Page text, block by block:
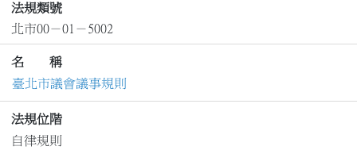
法規類號
北市00－01－5002
名 稱
臺北市議會議事規則
法規位階
自律規則